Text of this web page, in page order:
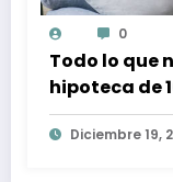
0
Todo lo que
hipoteca de
Diciembre 19,